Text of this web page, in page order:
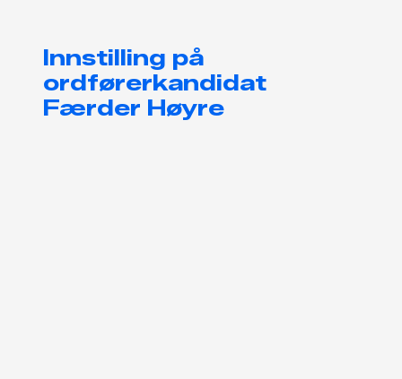
Innstilling på
ordførerkandidat
Færder Høyre